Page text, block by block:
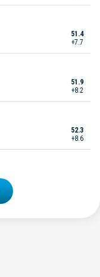
51.4
+7.7
51.9
+8.2
52.3
+8.6